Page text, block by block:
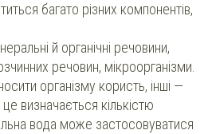
багато різних компонентів,
й органічні речовини,
речовин, мікроорганізми.
організму користь, інші —
визначається кількістю
вода може застосовуватися